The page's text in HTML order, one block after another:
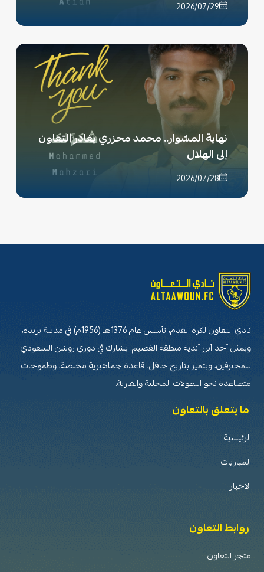
2026/07/29
نهاية المشوار.. محمد محزري يغادر التعاون
إلى الهلال
2026/07/28
نادي التعاون لكرة القدم، تأسس عام 1376هـ (1956م) في مدينة بريدة،
ويمثل أحد أبرز أندية منطقة القصيم. يشارك في دوري روشن السعودي
للمحترفين، ويتميز بتاريخ حافل، قاعدة جماهيرية مخلصة، وطموحات
متصاعدة نحو البطولات المحلية والقارية.
ما يتعلق بالتعاون
الرئيسية
المباريات
الاخبار
روابط التعاون
متجر التعاون